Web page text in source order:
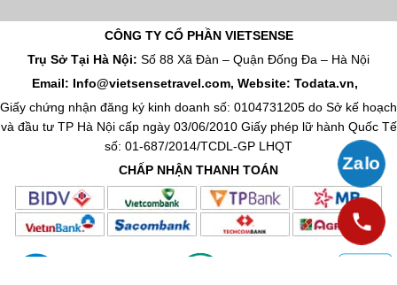
CÔNG TY CỔ PHẦN VIETSENSE
Trụ Sở Tại Hà Nội: Số 88 Xã Đàn – Quận Đống Đa – Hà Nội
Email: Info@vietsensetravel.com, Website: Todata.vn,
Giấy chứng nhận đăng ký kinh doanh số: 0104731205 do Sở kế hoạch
và đầu tư TP Hà Nội cấp ngày 03/06/2010 Giấy phép lữ hành Quốc Tế
số: 01-687/2014/TCDL-GP LHQT
CHẤP NHẬN THANH TOÁN